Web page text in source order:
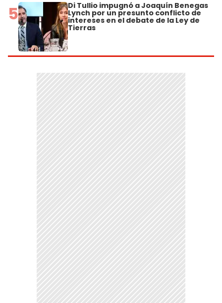
5 Di Tullio impugnó a Joaquín Benegas
Lynch por un presunto conflicto de
intereses en el debate de la Ley de
Tierras